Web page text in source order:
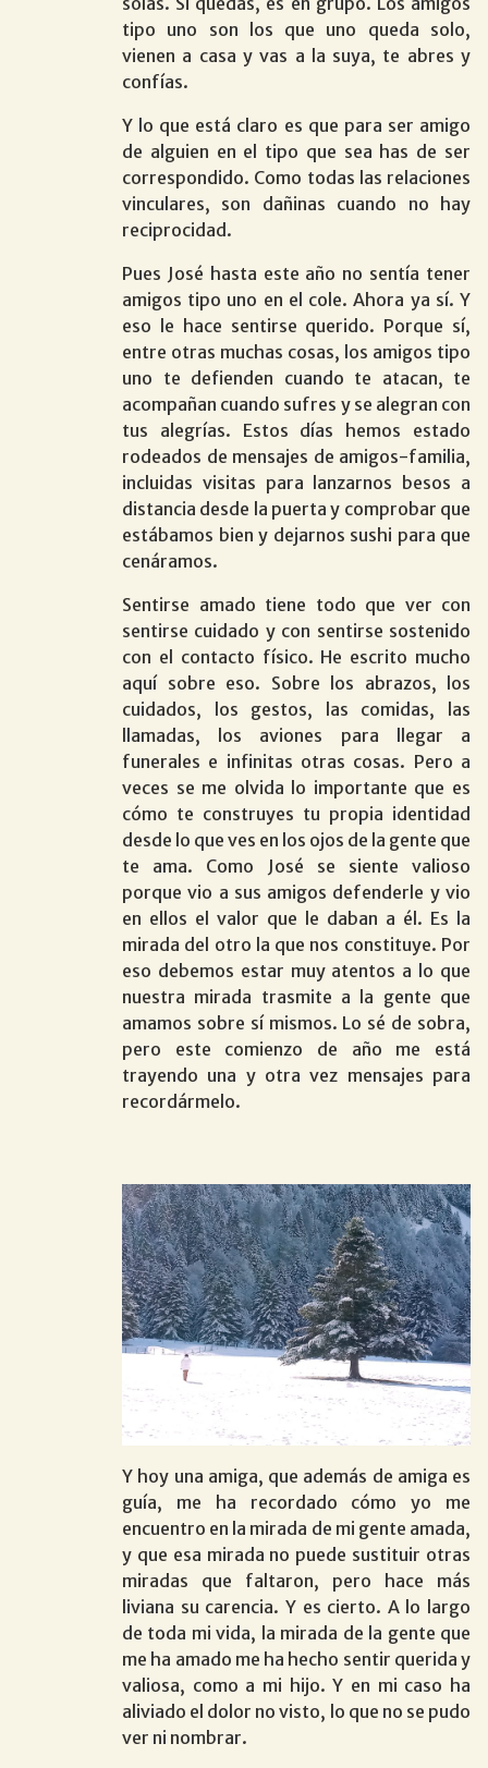
tipo uno son los que uno queda solo,
vienen a casa y vas a la suya, te abres y
confías.
Y lo que está claro es que para ser amigo
de alguien en el tipo que sea has de ser
correspondido. Como todas las relaciones
vinculares, son dañinas cuando no hay
reciprocidad.
Pues José hasta este año no sentía tener
amigos tipo uno en el cole. Ahora ya sí. Y
eso le hace sentirse querido. Porque sí,
entre otras muchas cosas, los amigos tipo
uno te defienden cuando te atacan, te
acompañan cuando sufres y se alegran con
tus alegrías. Estos días hemos estado
rodeados de mensajes de amigos-familia,
incluidas visitas para lanzarnos besos a
distancia desde la puerta y comprobar que
estábamos bien y dejarnos sushi para que
cenáramos.
Sentirse amado tiene todo que ver con
sentirse cuidado y con sentirse sostenido
con el contacto físico. He escrito mucho
aquí sobre eso. Sobre los abrazos, los
cuidados, los gestos, las comidas, las
llamadas, los aviones para llegar a
funerales e infinitas otras cosas. Pero a
veces se me olvida lo importante que es
cómo te construyes tu propia identidad
desde lo que ves en los ojos de la gente que
te ama. Como José se siente valioso
porque vio a sus amigos defenderle y vio
en ellos el valor que le daban a él. Es la
mirada del otro la que nos constituye. Por
eso debemos estar muy atentos a lo que
nuestra mirada trasmite a la gente que
amamos sobre sí mismos. Lo sé de sobra,
pero este comienzo de año me está
trayendo una y otra vez mensajes para
recordármelo.
Y hoy una amiga, que además de amiga es
guía, me ha recordado cómo yo me
encuentro en la mirada de mi gente amada,
y que esa mirada no puede sustituir otras
miradas que faltaron, pero hace más
liviana su carencia. Y es cierto. A lo largo
de toda mi vida, la mirada de la gente que
me ha amado me ha hecho sentir querida y
valiosa, como a mi hijo. Y en mi caso ha
aliviado el dolor no visto, lo que no se pudo
ver ni nombrar.